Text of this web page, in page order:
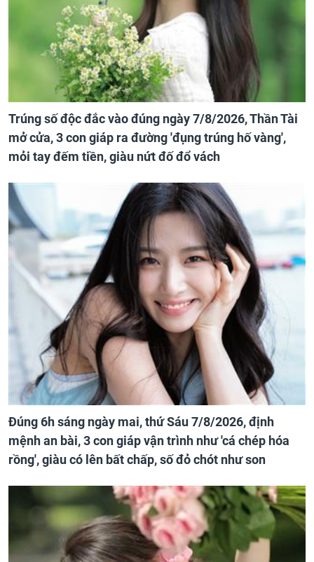
Trúng số độc đắc vào đúng ngày 7/8/2026, Thần Tài
mở cửa, 3 con giáp ra đường 'đụng trúng hố vàng',
mỏi tay đếm tiền, giàu nứt đố đổ vách
Đúng 6h sáng ngày mai, thứ Sáu 7/8/2026, định
mệnh an bài, 3 con giáp vận trình như 'cá chép hóa
rồng', giàu có lên bất chấp, số đỏ chót như son